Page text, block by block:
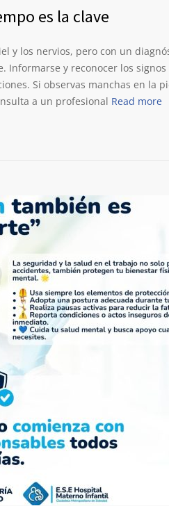
es la clave
y los nervios, pero con un
y reconocer los signos
Si observas manchas en la
a un profesional Read more